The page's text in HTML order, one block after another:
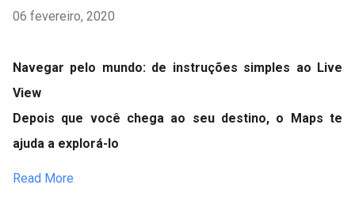
06 fevereiro, 2020
Navegar pelo mundo: de instruções simples ao Live
View
Depois que você chega ao seu destino, o Maps te
ajuda a explorá-lo
Read More